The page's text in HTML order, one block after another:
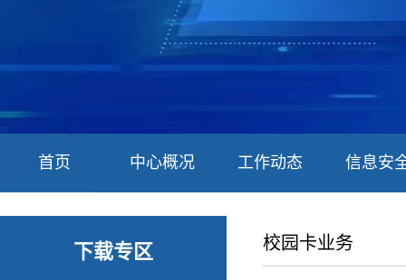
首页 中心概况 工作动态 信息安
下载专区 校园卡业务